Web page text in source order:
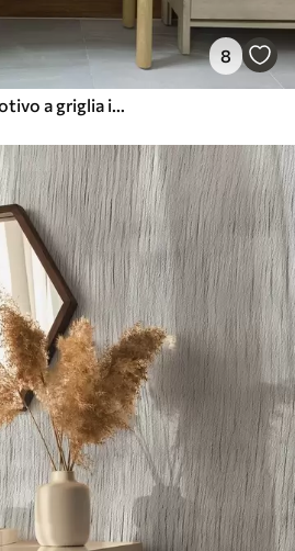
8
Tessuto grigio-verde, motivo a griglia in lino